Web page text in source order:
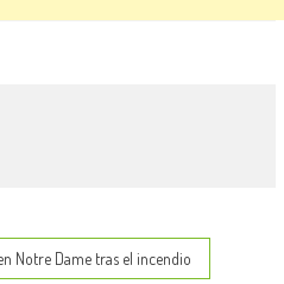
Notre Dame tras el incendio